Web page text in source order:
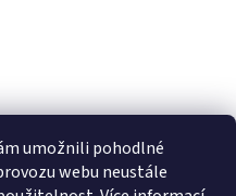
umožnili pohodlné
webu neustále